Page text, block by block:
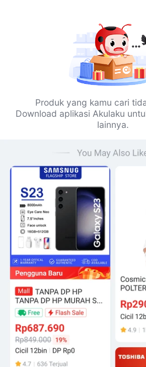
Produk yang kamu cari
Download aplikasi Akulaku
lainnya.